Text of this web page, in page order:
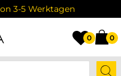
3-5 Werktagen
0 0